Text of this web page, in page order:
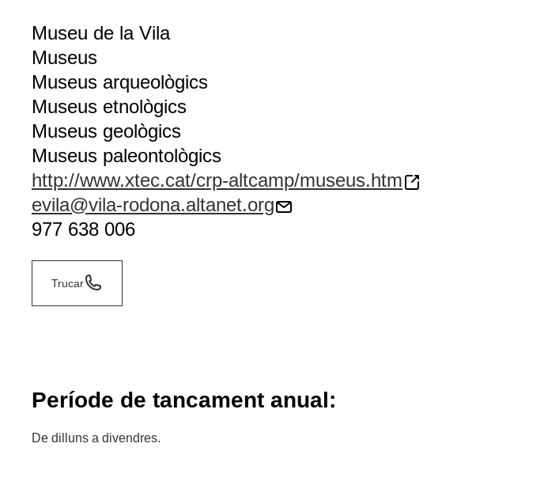
Museu de la Vila
Museus
Museus arqueològics
Museus etnològics
Museus geològics
Museus paleontològics
http://www.xtec.cat/crp-altcamp/museus.htm
evila@vila-rodona.altanet.org
977 638 006
Trucar
Període de tancament anual:
De dilluns a divendres.